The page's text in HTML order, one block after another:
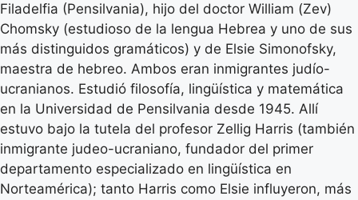
Filadelfia (Pensilvania), hijo del doctor William (Zev)
Chomsky (estudioso de la lengua Hebrea y uno de sus
más distinguidos gramáticos) y de Elsie Simonofsky,
maestra de hebreo. Ambos eran inmigrantes judío-
ucranianos. Estudió filosofía, lingüística y matemática
en la Universidad de Pensilvania desde 1945. Allí
estuvo bajo la tutela del profesor Zellig Harris (también
inmigrante judeo-ucraniano, fundador del primer
departamento especializado en lingüística en
Norteamérica); tanto Harris como Elsie influyeron, más